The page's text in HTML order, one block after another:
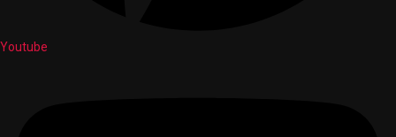
Youtube